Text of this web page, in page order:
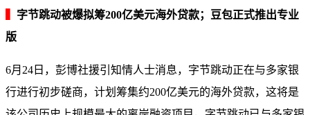
字节跳动被爆拟筹200亿美元海外贷款；豆包正式推出专业
版
6月24日，彭博社援引知情人士消息，字节跳动正在与多家银
行进行初步磋商，计划筹集约200亿美元的海外贷款，这将是